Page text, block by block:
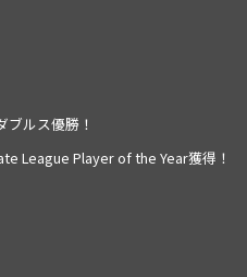
ルス優勝！
League Player of the Year獲得！